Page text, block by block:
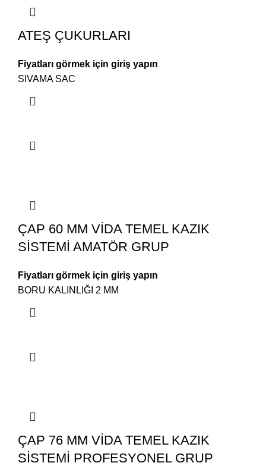
ATEŞ ÇUKURLARI
Fiyatları görmek için giriş yapın
SIVAMA SAC
ÇAP 60 MM VİDA TEMEL KAZIK
SİSTEMİ AMATÖR GRUP
Fiyatları görmek için giriş yapın
BORU KALINLIĞI 2 MM
ÇAP 76 MM VİDA TEMEL KAZIK
SİSTEMİ PROFESYONEL GRUP